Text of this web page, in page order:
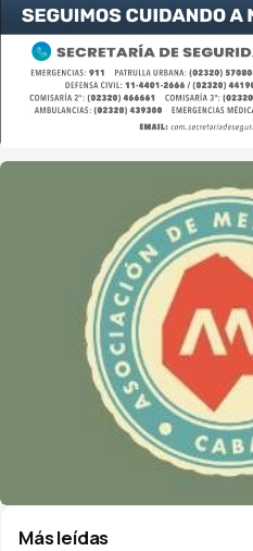
Asociación de Medios
Más leídas